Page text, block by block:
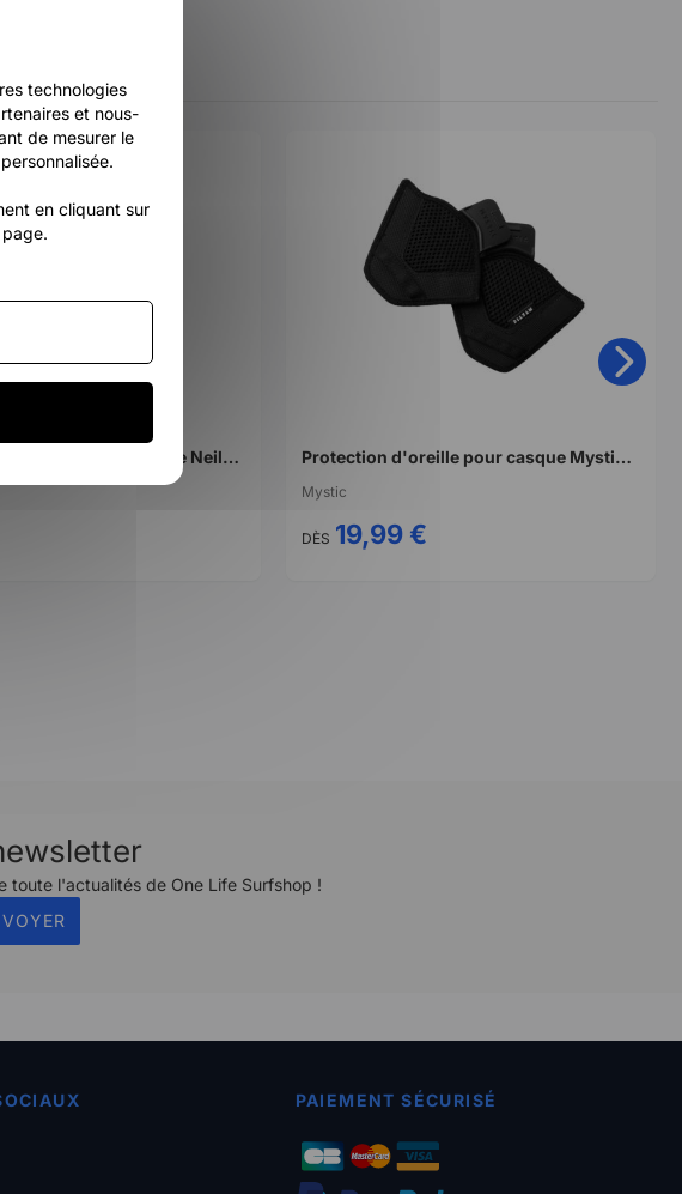
Vis de poignée avant de wishbone Neilpryde Protection d'oreille pour casque Mystic vandal pro
Mystic
DÈS 19,99 €
toute l'actualités de One Life Surfshop !
PAIEMENT SÉCURISÉ
technologies
et nous-
de mesurer le
en cliquant sur